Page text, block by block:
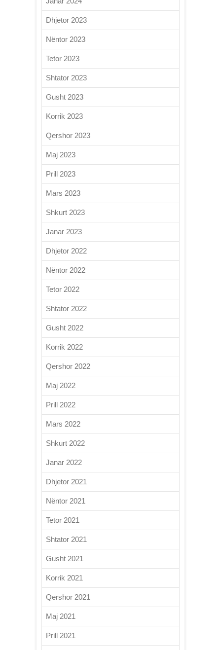
Dhjetor 2023
Nëntor 2023
Tetor 2023
Shtator 2023
Gusht 2023
Korrik 2023
Qershor 2023
Maj 2023
Prill 2023
Mars 2023
Shkurt 2023
Janar 2023
Dhjetor 2022
Nëntor 2022
Tetor 2022
Shtator 2022
Gusht 2022
Korrik 2022
Qershor 2022
Maj 2022
Prill 2022
Mars 2022
Shkurt 2022
Janar 2022
Dhjetor 2021
Nëntor 2021
Tetor 2021
Shtator 2021
Gusht 2021
Korrik 2021
Qershor 2021
Maj 2021
Prill 2021